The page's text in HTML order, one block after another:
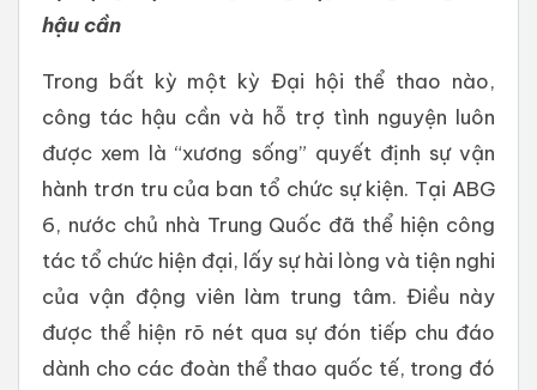
hậu cần
Trong bất kỳ một kỳ Đại hội thể thao nào,
công tác hậu cần và hỗ trợ tình nguyện luôn
được xem là “xương sống” quyết định sự vận
hành trơn tru của ban tổ chức sự kiện. Tại ABG
6, nước chủ nhà Trung Quốc đã thể hiện công
tác tổ chức hiện đại, lấy sự hài lòng và tiện nghi
của vận động viên làm trung tâm. Điều này
được thể hiện rõ nét qua sự đón tiếp chu đáo
dành cho các đoàn thể thao quốc tế, trong đó